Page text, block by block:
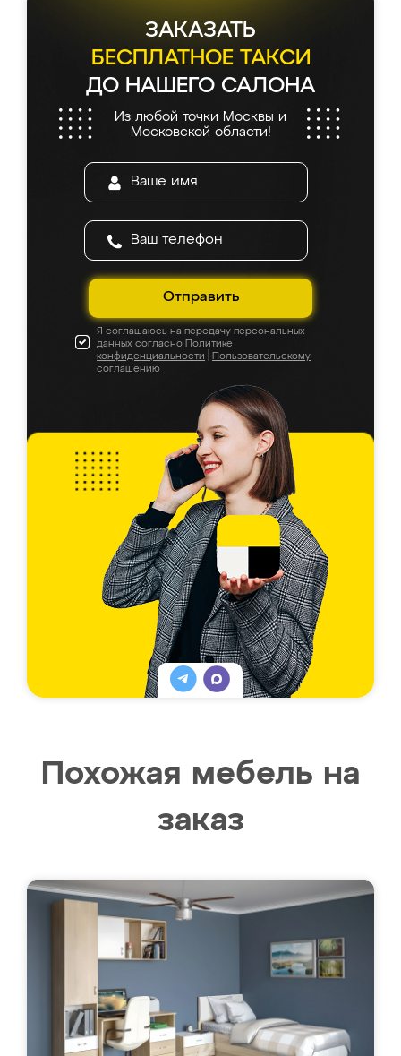
ЗАКАЗАТЬ
БЕСПЛАТНОЕ ТАКСИ
ДО НАШЕГО САЛОНА
Из любой точки Москвы и
Московской области!
Отправить
Я соглашаюсь на передачу персональных
данных согласно Политике
конфиденциальности
Пользовательскому
соглашению
Похожая мебель на
заказ